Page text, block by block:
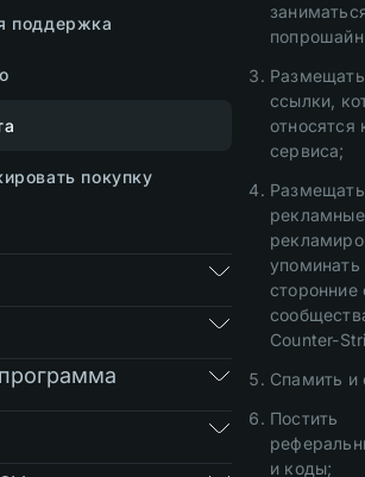
поддержка
покупку
ссылки,
относятся
сервиса;
Размещать
упоминать
сторонние
Counter-
Спамить и
Постить
и коды;